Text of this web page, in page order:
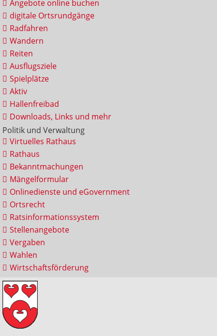
Angebote online buchen
digitale Ortsrundgänge
Radfahren
Wandern
Reiten
Ausflugsziele
Spielplätze
Aktiv
Hallenfreibad
Downloads, Links und mehr
Politik und Verwaltung
Virtuelles Rathaus
Rathaus
Bekanntmachungen
Mängelformular
Onlinedienste und eGovernment
Ortsrecht
Ratsinformationssystem
Stellenangebote
Vergaben
Wahlen
Wirtschaftsförderung